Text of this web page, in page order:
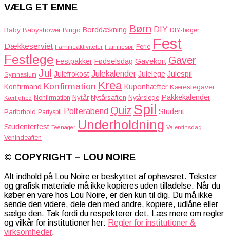
VÆLG ET EMNE
Baby Babyshower Bingo Borddækning Børn DIY DIY-bøger
Dækkeserviet Familieaktiviteter Familiespil Ferie Fest
Festlege Festpakker Fødselsdag Gavekort Gaver
Gymnasium Jul Julefrokost Julekalender Julelege Julespil
Konfirmand Konfirmation Krea Kuponhæfter Kærestegaver
Kærlighed Nonfirmation Nytår Nytårsaften Nytårslege Pakkekalender
Parforhold Partyspil Polterabend Quiz Spil Student
Studenterfest Teenager Underholdning Valentinsdag
Venindeaften
© COPYRIGHT – LOU NOIRE
Alt indhold på Lou Noire er beskyttet af ophavsret. Tekster
og grafisk materiale må ikke kopieres uden tilladelse. Når du
køber en vare hos Lou Noire, er den kun til dig. Du må ikke
sende den videre, dele den med andre, kopiere, udlåne eller
sælge den. Tak fordi du respekterer det. Læs mere om regler
og vilkår for institutioner her: Regler for institutioner &
virksomheder.